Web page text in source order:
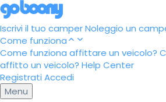
Iscrivi il tuo camperNoleggio un
Come funziona
Come funziona affittare un veicolo?
affitto un veicolo? Help Center
Registrati Accedi
Menu